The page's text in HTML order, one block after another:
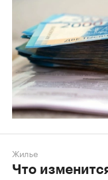
Жилье
Что